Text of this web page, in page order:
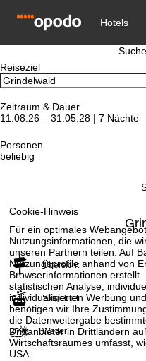
Cookie-Hinweis
Für ein optimales
Nutzungsinformationen, die
unseren Partnern teilen. Auf
Nutzungsprofile anhand von
Browserinformationen
statistischen Analyse,
individualisierten Werbung
benötigen wir Ihre
die Datenweitergabe
Drittanbieter in Drittländern
Wirtschaftsraumes umfasst,
USA.
Reiseziel
Zeitraum & Dauer
11.08.26 – 31.05.28 | 7 Nächte
Personen
beliebig
Übersicht
Skigebiet
Wetter